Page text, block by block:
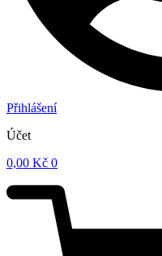
Přihlášení
Účet
0,00 Kč 0